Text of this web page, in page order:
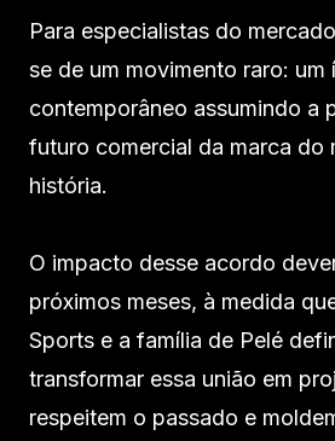
Para especialistas do
se de um movimento raro: um
contemporâneo assumindo a
futuro comercial da marca do
história.
O impacto desse acordo
próximos meses, à medida
Sports e a família de Pelé
transformar essa união em
respeitem o passado e